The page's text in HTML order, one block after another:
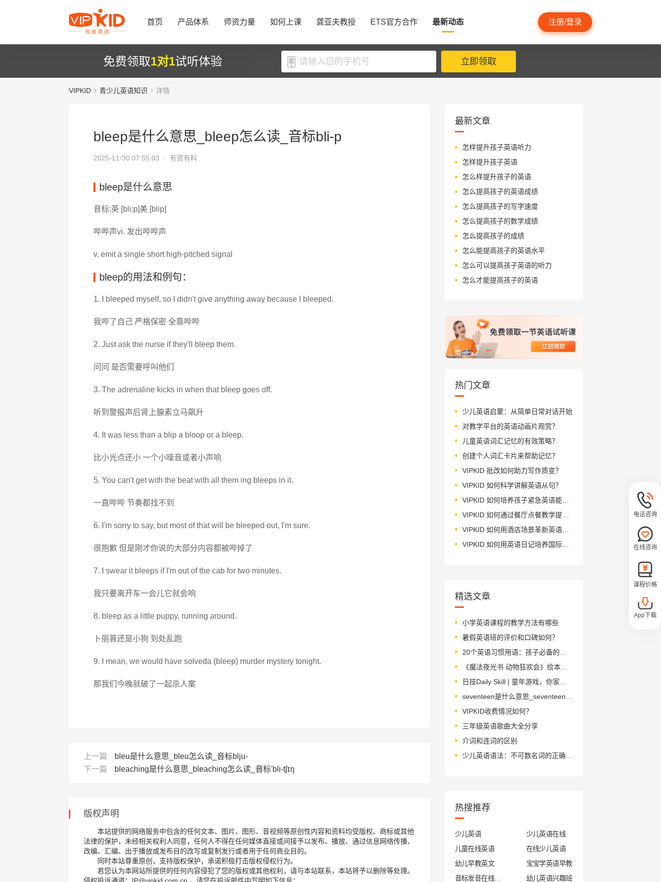
首页 产品体系 师资力量 如何上课 龚亚夫教授 ETS官方合作 最新动态 注册/登录
免费领取1对1试听体验 立即领取
VIPKID 青少儿英语知识 详情
bleep是什么意思_bleep怎么读_音标bli-p
2025-11-30 07:55:03 · 有资有料
bleep是什么意思
音标:英 [bli:p]美 [blip]
哔哔声vi. 发出哔哔声
v. emit a single short high-pitched signal
bleep的用法和例句：
1. I bleeped myself, so I didn't give anything away because I bleeped.
我哔了自己 严格保密 全靠哔哔
2. Just ask the nurse if they'll bleep them.
问问 是否需要呼叫他们
3. The adrenaline kicks in when that bleep goes off.
听到警报声后肾上腺素立马飙升
4. It was less than a blip a bloop or a bleep.
比小光点还小 一个小噪音或者小声响
5. You can't get with the beat with all them ing bleeps in it.
一直哔哔 节奏都找不到
6. I'm sorry to say, but most of that will be bleeped out, I'm sure.
很抱歉 但是刚才你说的大部分内容都被哔掉了
7. I swear it bleeps if I'm out of the cab for two minutes.
我只要离开车一会儿它就会响
8. bleep as a little puppy, running around.
卜丽普还是小狗 到处乱跑
9. I mean, we would have solveda (bleep) murder mystery tonight.
那我们今晚就破了一起杀人案
上一篇
bleu是什么意思_bleu怎么读_音标blju-
下一篇
bleaching是什么意思_bleaching怎么读_音标'bli-tʃɪŋ
版权声明
本站提供的网络服务中包含的任何文本、图片、图形、音视频等原创性内容和资料均受版权、商标或其他
法律的保护，未经相关权利人同意，任何人不得在任何媒体直接或间接予以发布、播放、通过信息网络传播、
改编、汇编、出于播放或发布目的改写或复制发行或者用于任何商业目的。
同时本站尊重原创，支持版权保护，承诺积极打击版权侵权行为。
若您认为本网站所提供的任何内容侵犯了您的版权或其他权利，请与本站联系，本站将予以删除等处理。
最新文章
怎样提升孩子英语听力
怎样提升孩子英语
怎么样提升孩子的英语
怎么提高孩子的英语成绩
怎么提高孩子的写字速度
怎么提高孩子的数学成绩
怎么提高孩子的成绩
怎么能提高孩子的英语水平
怎么可以提高孩子英语的听力
怎么才能提高孩子的英语
热门文章
少儿英语启蒙：从简单日常对话开始
对教学平台的英语动画片观赏？
儿童英语词汇记忆的有效策略？
创建个人词汇卡片来帮助记忆？
VIPKID 批改如何助力写作质变？
VIPKID 如何科学讲解英语从句？
VIPKID 如何培养孩子紧急英语能力？
VIPKID 如何通过餐厅点餐教学提升少儿英语应用能力？
VIPKID 如何用酒店场景革新英语教学？
VIPKID 如何用英语日记培养国际化人才？
精选文章
小学英语课程的教学方法有哪些
暑假英语班的评价和口碑如何？
《魔法夜光书 动物狂欢会》绘本简介
VIPKID收费情况如何？
三年级英语歌曲大全分享
介词和连词的区别
热搜推荐
少儿英语
少儿英语在线
儿童在线英语
在线少儿英语
幼儿早教英文
宝宝学英语早教
幼儿英语兴趣班
电话咨询
在线咨询
课程价格
App下载